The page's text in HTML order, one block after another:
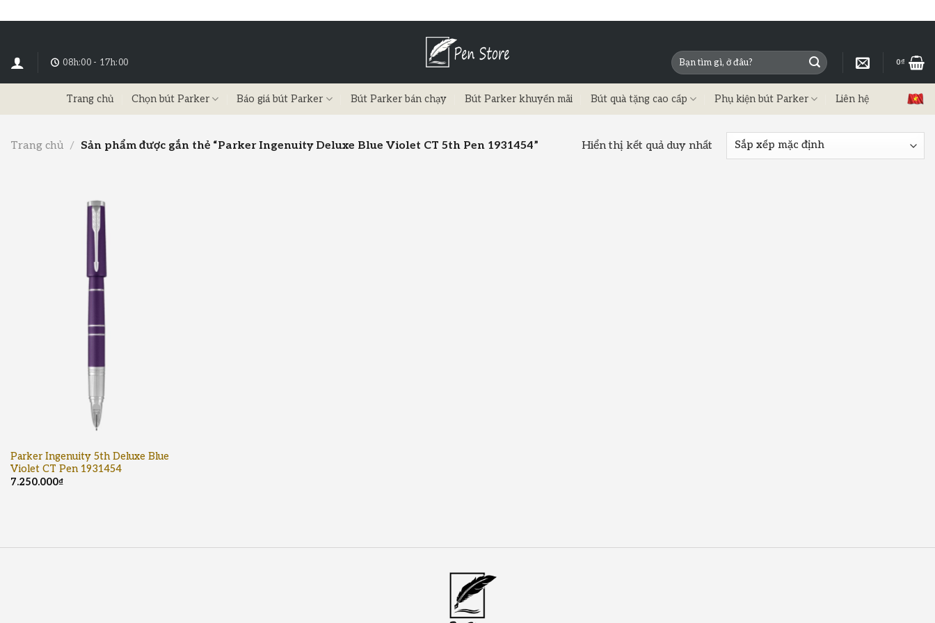
08h:00 - 17h:00 0₫
Trang chủ Chọn bút Parker Báo giá bút Parker Bút Parker bán chạy Bút Parker khuyến mãi Bút quà tặng cao cấp Phụ kiện bút Parker Liên hệ
Trang chủ / Sản phẩm được gắn thẻ “Parker Ingenuity Deluxe Blue Violet CT 5th Pen 1931454” Hiển thị kết quả duy nhất
Parker Ingenuity 5th Deluxe Blue
Violet CT Pen 1931454
7.250.000₫